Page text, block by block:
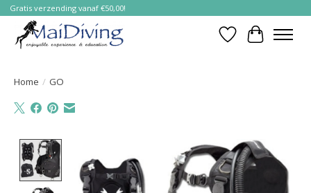
Gratis verzending vanaf €50,00!
Verlanglijst
Home / GO
Product image slideshow Items